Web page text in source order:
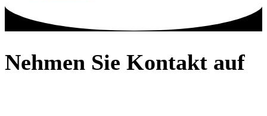
Nehmen Sie Kontakt auf